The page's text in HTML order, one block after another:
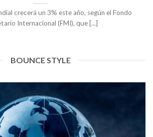
crecerá un 3% este año, según el Fondo
Internacional (FMI), que [...]
BOUNCE STYLE